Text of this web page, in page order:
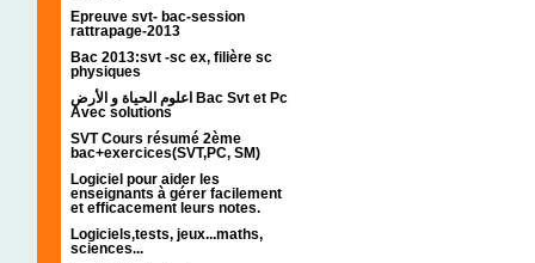
Epreuve svt- bac-session
rattrapage-2013
Bac 2013:svt -sc ex, filière sc
physiques
اعلوم الحياة و الأرض Bac Svt et Pc
Avec solutions
SVT Cours résumé 2ème
bac+exercices(SVT,PC, SM)
Logiciel pour aider les
enseignants à gérer facilement
et efficacement leurs notes.
Logiciels,tests, jeux...maths,
sciences...